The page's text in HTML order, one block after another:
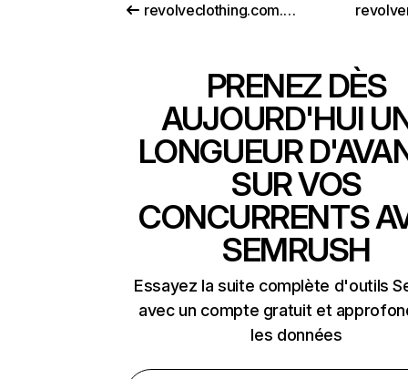
revolveclothing.com.au
PRENEZ DÈS
AUJOURD'HUI
LONGUEUR
SUR VOS
CONCURRENTS
SEMRUSH
Essayez la suite complète d'outils
avec un compte gratuit et
les données